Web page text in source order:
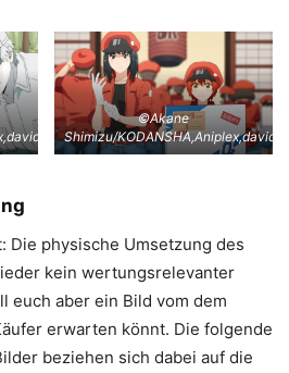
©Akane
Shimizu/
Die physische Umsetzung des
kein wertungsrelevanter
euch aber ein Bild vom dem
erwarten könnt. Die folgende
beziehen sich dabei auf die